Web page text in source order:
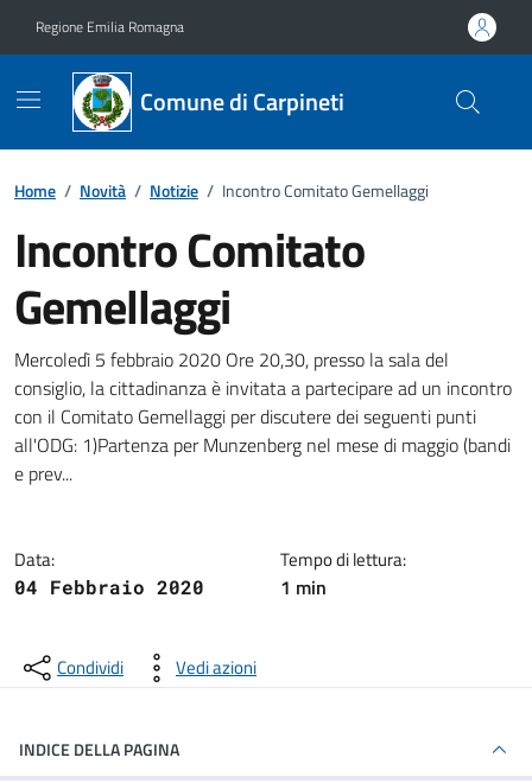
Regione Emilia Romagna
Comune di Carpineti
Home / Novità / Notizie / Incontro Comitato Gemellaggi
Incontro Comitato
Gemellaggi
Dettagli della notizia
Mercoledì 5 febbraio 2020 Ore 20,30, presso la sala del
consiglio, la cittadinanza è invitata a partecipare ad un incontro
con il Comitato Gemellaggi per discutere dei seguenti punti
all'ODG: 1)Partenza per Munzenberg nel mese di maggio (bandi
e prev...
Data:
04 Febbraio 2020
Tempo di lettura:
1 min
Condividi Vedi azioni
INDICE DELLA PAGINA